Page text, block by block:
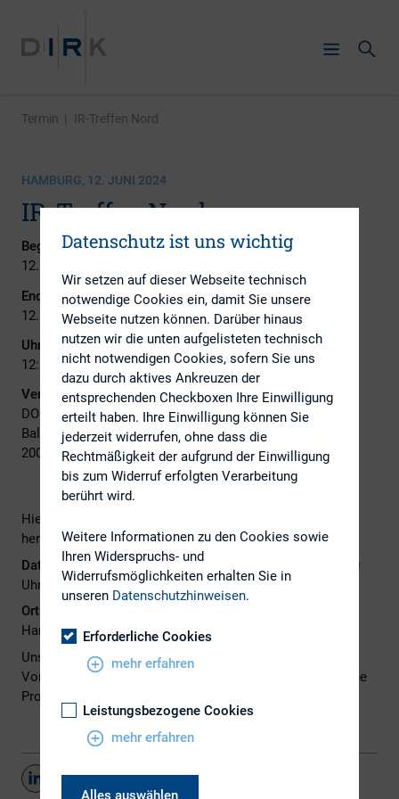
Termin | IR-Treffen Nord
HAMBURG, 12. JUNI 2024
IR-Treffen Nord
Beginn:
12. Juni 2024
Ende:
12. Juni 2024
Uhrzeit:
12:30 - 15:30
Veranstaltungsort:
DONNER & REUSCHEL
Ballindamm 27
20095 Hamburg
Hiermit laden wir Euch auch im Namen von Montega
herzlich zum nächsten IR-Treffen Nord ein.
Datum:Mittwoch, den 12.06.2024, 12:30 Uhr bis ca. 15:30
Uhr
Ort:
Hamburg) – mit traumhaftem Blick auf die Alster!
Uns erwarten ein leichter Mittags-Snack, zwei spannende
Vorträge und die Gelegenheit zum Networken. Das genaue
Programm werden wir noch rechtzeitig veröffentlichen.
Teilen
Datenschutz ist uns wichtig
Wir setzen auf dieser Webseite technisch
notwendige Cookies ein, damit Sie unsere
Webseite nutzen können. Darüber hinaus
nutzen wir die unten aufgelisteten technisch
nicht notwendigen Cookies, sofern Sie uns
dazu durch aktives Ankreuzen der
entsprechenden Checkboxen Ihre Einwilligung
erteilt haben. Ihre Einwilligung können Sie
jederzeit widerrufen, ohne dass die
Rechtmäßigkeit der aufgrund der Einwilligung
bis zum Widerruf erfolgten Verarbeitung
berührt wird.
Weitere Informationen zu den Cookies sowie
Ihren Widerspruchs- und
Widerrufsmöglichkeiten erhalten Sie in
unseren Datenschutzhinweisen.
Erforderliche Cookies
mehr erfahren
Leistungsbezogene Cookies
mehr erfahren
Alles auswählen